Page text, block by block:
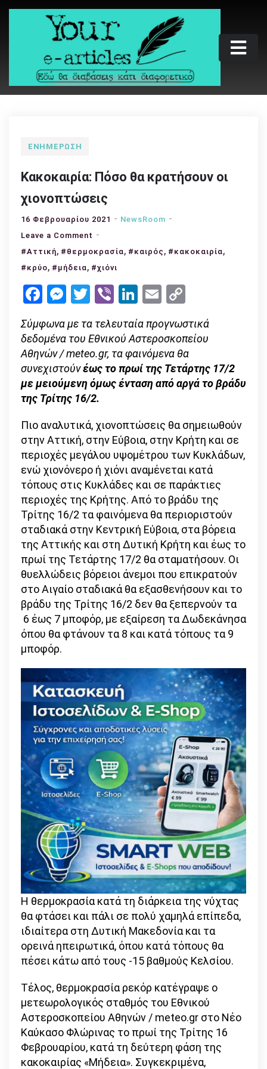
Skip
Your e-articles
Εδώ θα διαβάσεις κάτι διαφορετικό
ΕΝΗΜΈΡΩΣΗ
Κακοκαιρία: Πόσο θα κρατήσουν οι
χιονοπτώσεις
16 Φεβρουαρίου 2021
NewsRoom
Leave a Comment on
Κακοκαιρία:
Πόσο
κρατήσουν
χιονοπτώσεις
#Αττική, #θερμοκρασία, #καιρός , #κακοκαιρία,
#κρύο, #μήδεια, #χιόνι
Facebook
Messenger
Twitter
ViberLinkedIn
Email
Link
Σύμφωνα με τα τελευταία προγνωστικά
δεδομένα του Εθνικού Αστεροσκοπείου
Αθηνών / meteo.gr, τα φαινόμενα θα
συνεχιστούνέως το πρωί της Τετάρτης 17/2
με μειούμενη όμως ένταση από αργά το βράδυ
της Τρίτης 16/2.
Πιο αναλυτικά, χιονοπτώσεις θα σημειωθούν
στην Αττική, στην Εύβοια, στην Κρήτη και σε
περιοχές μεγάλου υψομέτρου των Κυκλάδων,
ενώ χιονόνερο ή χιόνι αναμένεται κατά
τόπους στις Κυκλάδες και σε παράκτιες
περιοχές της Κρήτης. Από το βράδυ της
Τρίτης 16/2 τα φαινόμενα θα περιοριστούν
σταδιακά στην Κεντρική Εύβοια, στα βόρεια
της Αττικής και στη Δυτική Κρήτη και έως το
πρωί της Τετάρτης 17/2 θα σταματήσουν. Οι
θυελλώδεις βόρειοι άνεμοι που επικρατούν
στο Αιγαίο σταδιακά θα εξασθενήσουν και το
βράδυ της Τρίτης 16/2 δεν θα ξεπερνούν τα
6 έως 7 μποφόρ, με εξαίρεση τα Δωδεκάνησα
όπου θα φτάνουν τα 8 και κατά τόπους τα 9
μποφόρ.
Η θερμοκρασία κατά τη διάρκεια της νύχτας
θα φτάσει και πάλι σε πολύ χαμηλά επίπεδα,
ιδιαίτερα στη Δυτική Μακεδονία και τα
ορεινά ηπειρωτικά, όπου κατά τόπους θα
πέσει κάτω από τους -15 βαθμούς Κελσίου.
Τέλος, θερμοκρασία ρεκόρ κατέγραψε ο
μετεωρολογικός σταθμός του Εθνικού
Αστεροσκοπείου Αθηνών / meteo.gr στο Νέο
Καύκασο Φλώρινας το πρωί της Τρίτης 16
Φεβρουαρίου, κατά τη δεύτερη φάση της
κακοκαιρίας «Μήδεια». Συγκεκριμένα,